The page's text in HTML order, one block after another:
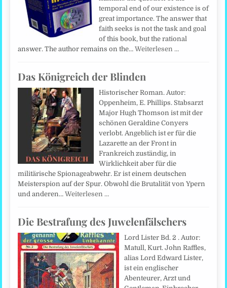
temporal end of our existence is of
great importance. The answer that
faith seeks is not the task and goal
of this book, but the rational
answer. The author remains on the…Weiterlesen …
Das Königreich der Blinden
Historischer Roman. Autor:
Oppenheim, E. Phillips. Stabsarzt
Major Hugh Thomson ist mit der
schönen Geraldine Conyers
verlobt. Angeblich ist er für die
Lazarette an der Front in
Frankreich zuständig, in
Wirklichkeit aber für die
militärische Spionageabwehr. Er ist einem deutschen
Meisterspion auf der Spur. Obwohl die Brutalität von Ypern
und anderen…Weiterlesen …
Die Bestrafung des Juwelenfälschers
Lord Lister Bd. 2 . Autor:
Matull, Kurt. John Raffles,
alias Lord Edward Lister,
ist ein englischer
Abenteurer, Arzt und